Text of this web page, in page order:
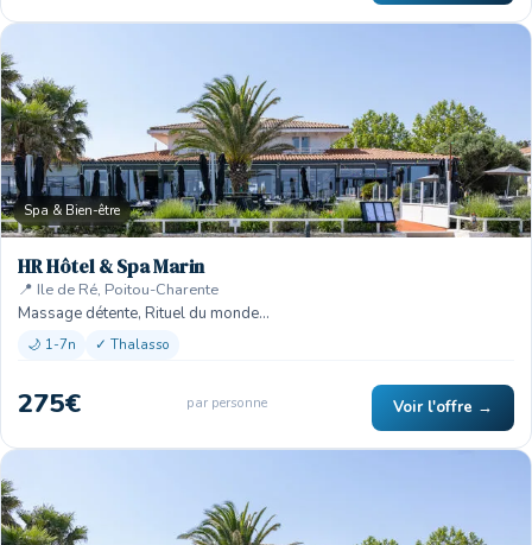
Spa & Bien-être
HR Hôtel & Spa Marin
📍 Ile de Ré, Poitou-Charente
Massage détente, Rituel du monde…
🌙 1-7n ✓ Thalasso
275€ par personne Voir l'offre →